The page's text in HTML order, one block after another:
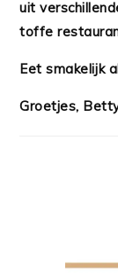
uit
toffe
Eet smakelijk
Groetjes,